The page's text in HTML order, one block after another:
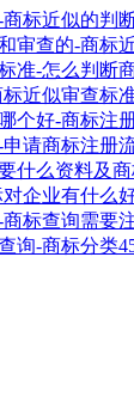
标近似的判
审查的-商标
准-怎么判断
近似审查标
个好-商标注
请商标注册
什么资料及
企业有什么
标查询需要
询-商标分类